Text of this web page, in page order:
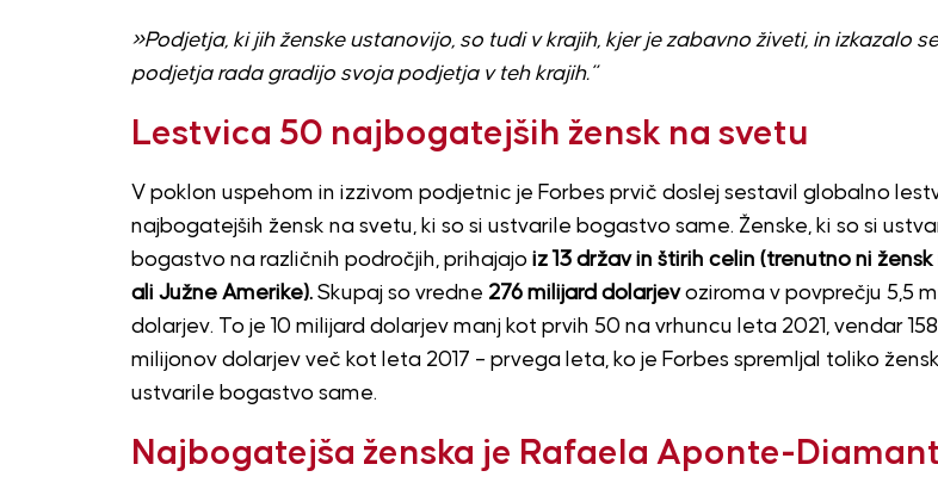
»Podjetja, ki jih ženske ustanovijo, so tudi v krajih, kjer je zabavno živeti, in izkazalo
podjetja rada gradijo svoja podjetja v teh krajih.”
Lestvica 50 najbogatejših žensk na svetu
V poklon uspehom in izzivom podjetnic je Forbes prvič doslej sestavil globalno
najbogatejših žensk na svetu, ki so si ustvarile bogastvo same. Ženske, ki so si
bogastvo na različnih področjih, prihajajo iz 13 držav in štirih celin (trenutno ni
ali Južne Amerike).Skupaj so vredne 276 milijard dolarjevoziroma v povprečju 5,5
dolarjev. To je 10 milijard dolarjev manj kot prvih 50 na vrhuncu leta 2021, vendar 158
milijonov dolarjev več kot leta 2017 – prvega leta, ko je Forbes spremljal toliko
ustvarile bogastvo same.
Najbogatejša ženska je Rafaela Aponte-Diamant